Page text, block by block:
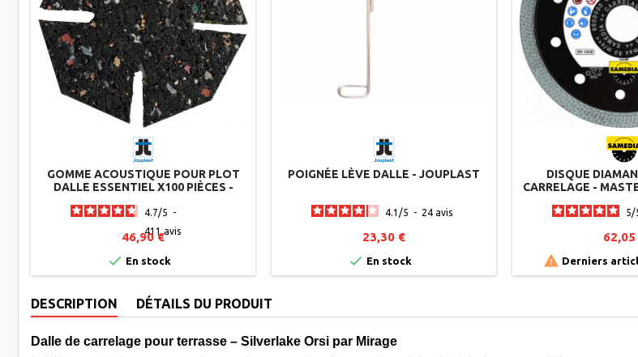
GOMME ACOUSTIQUE POUR PLOT
DALLE ESSENTIEL X100 PIÈCES -
4.7/5
-
411avis
46,90 €
 En stock
POIGNÉE LÈVE DALLE - JOUPLAST
4.1 /5 - 24 avis
23,30 €
 En stock
DISQUE
CARRELAGE -
5/
62,05
 Derniers
DESCRIPTION DÉTAILS DU PRODUIT
Dalle de carrelage pour terrasse – Silverlake Orsi par Mirage